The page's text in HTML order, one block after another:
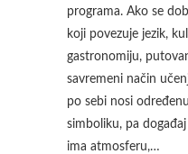
programa. Ako se
koji povezuje jezik,
gastronomiju,
savremeni način
po sebi nosi
simboliku, pa
ima atmosferu,…